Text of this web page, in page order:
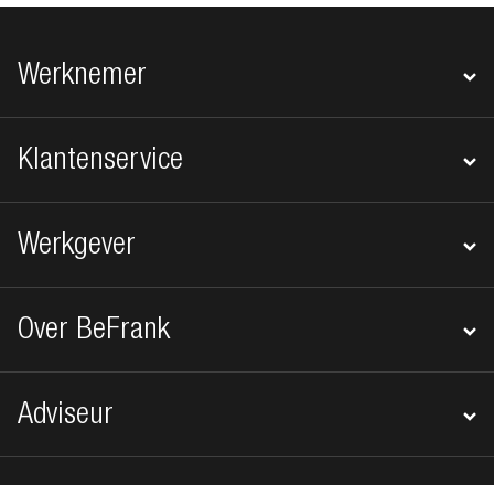
Footer navigatie
Werknemer
Klantenservice
Werkgever
Over BeFrank
Adviseur